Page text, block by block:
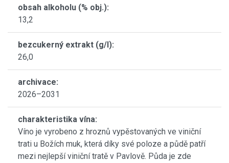
obsah alkoholu (% obj.):
13,2
bezcukerný extrakt (g/l):
26,0
archivace:
2026–2031
charakteristika vína:
Víno je vyrobeno z hroznů vypěstovaných ve viniční
trati u Božích muk, která díky své poloze a půdě patří
mezi nejlepší viniční tratě v Pavlově. Půda je zde